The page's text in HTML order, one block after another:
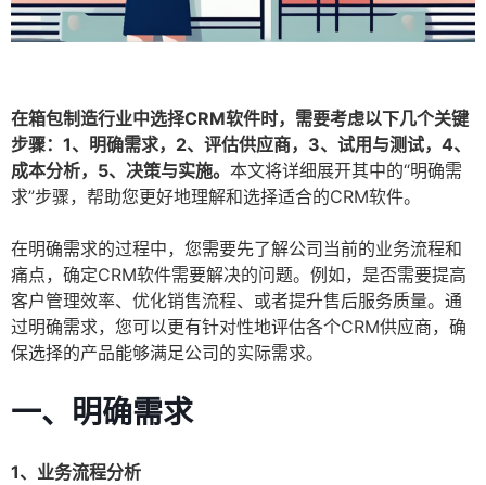
在箱包制造行业中选择CRM软件时，需要考虑以下几个关键
步骤：1、明确需求，2、评估供应商，3、试用与测试，4、
成本分析，5、决策与实施。 本文将详细展开其中的“明确需
求”步骤，帮助您更好地理解和选择适合的CRM软件。
在明确需求的过程中，您需要先了解公司当前的业务流程和
痛点，确定CRM软件需要解决的问题。例如，是否需要提高
客户管理效率、优化销售流程、或者提升售后服务质量。通
过明确需求，您可以更有针对性地评估各个CRM供应商，确
保选择的产品能够满足公司的实际需求。
一、明确需求
1、业务流程分析